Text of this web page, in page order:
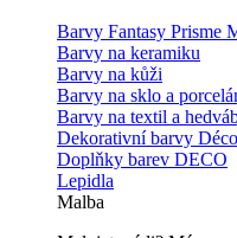
Barvy Fantasy Prisme
Barvy na keramiku
Barvy na kůži
Barvy na sklo a
Barvy na textil a
Dekorativní barvy Déco
Doplňky barev DECO
Lepidla
Malba